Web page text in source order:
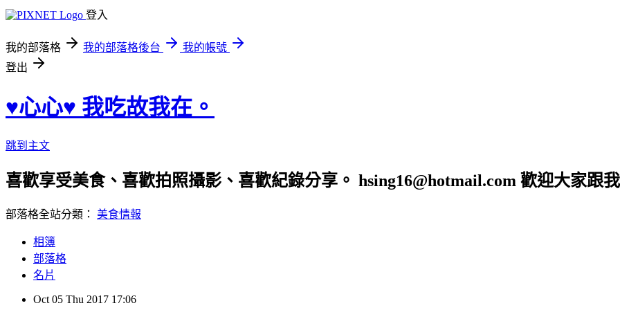
登入
我的部落格 我的部落格後台
我的帳號
登出
♥心心♥ 我吃故我在。
跳到主文
喜歡享受美食、喜歡拍照攝影、喜歡紀錄分享。 hsing16@hotmail.com 歡迎大家跟
部落格全站分類： 美食情報
相簿
部落格
名片
Oct 05 Thu 2017 17:06